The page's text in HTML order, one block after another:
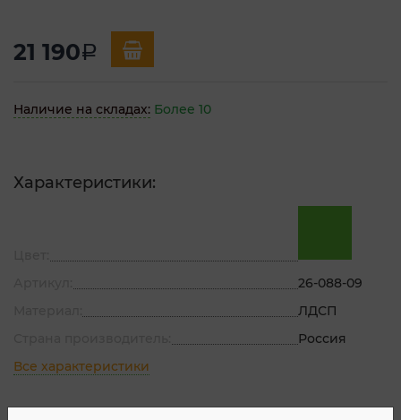
21 190a
Наличие на складах: Более 10
Характеристики:
26-088-09
ЛДСП
Россия
Все характеристики